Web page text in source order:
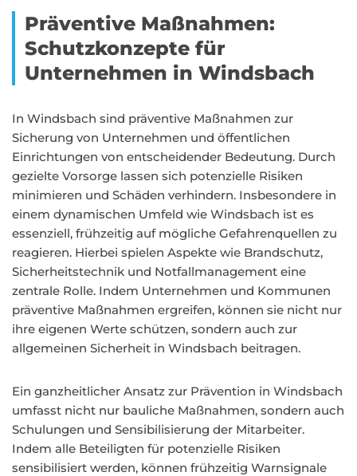
Präventive Maßnahmen:
Schutzkonzepte für
Unternehmen in Windsbach
In Windsbach sind präventive Maßnahmen zur
Sicherung von Unternehmen und öffentlichen
Einrichtungen von entscheidender Bedeutung. Durch
gezielte Vorsorge lassen sich potenzielle Risiken
minimieren und Schäden verhindern. Insbesondere in
einem dynamischen Umfeld wie Windsbach ist es
essenziell, frühzeitig auf mögliche Gefahrenquellen zu
reagieren. Hierbei spielen Aspekte wie Brandschutz,
Sicherheitstechnik und Notfallmanagement eine
zentrale Rolle. Indem Unternehmen und Kommunen
präventive Maßnahmen ergreifen, können sie nicht nur
ihre eigenen Werte schützen, sondern auch zur
allgemeinen Sicherheit in Windsbach beitragen.
Ein ganzheitlicher Ansatz zur Prävention in Windsbach
umfasst nicht nur bauliche Maßnahmen, sondern auch
Schulungen und Sensibilisierung der Mitarbeiter.
Indem alle Beteiligten für potenzielle Risiken
sensibilisiert werden, können frühzeitig Warnsignale